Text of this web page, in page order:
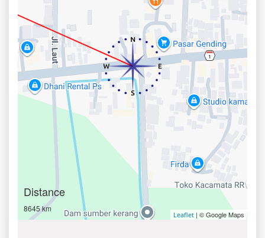
Distance
8645 km
Leaflet | © Google Maps